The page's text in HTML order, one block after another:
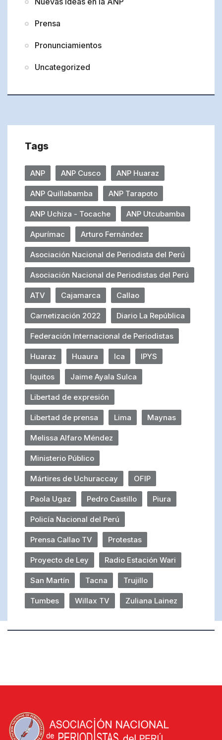
Prensa
Pronunciamientos
Uncategorized
Tags
ANP ANP Cusco ANP Huaraz
ANP Quillabamba ANP Tarapoto
ANP Uchiza - Tocache ANP Utcubamba
Apurímac Arturo Fernández
Asociación Nacional de Periodista del Perú
Asociación Nacional de Periodistas del Perú
ATV Cajamarca Callao
Carnetización 2022 Diario La República
Federación Internacional de Periodistas
Huaraz Huaura Ica IPYS
Iquitos Jaime Ayala Sulca
Libertad de expresión
Libertad de prensa Lima Maynas
Melissa Alfaro Méndez
Ministerio Público
Mártires de Uchuraccay OFIP
Paola Ugaz Pedro Castillo Piura
Policía Nacional del Perú
Prensa Callao TV Protestas
Proyecto de Ley Radio Estación Wari
San Martín Tacna Trujillo
Tumbes Willax TV Zuliana Lainez